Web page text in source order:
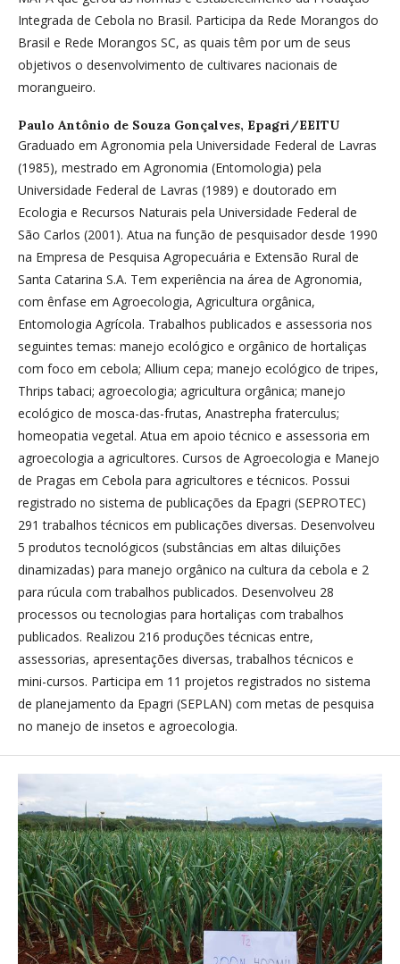
Integrada de Cebola no Brasil. Participa da Rede Morangos do
Brasil e Rede Morangos SC, as quais têm por um de seus
objetivos o desenvolvimento de cultivares nacionais de
morangueiro.
Paulo Antônio de Souza Gonçalves, Epagri/EEITU
Graduado em Agronomia pela Universidade Federal de Lavras
(1985), mestrado em Agronomia (Entomologia) pela
Universidade Federal de Lavras (1989) e doutorado em
Ecologia e Recursos Naturais pela Universidade Federal de
São Carlos (2001). Atua na função de pesquisador desde 1990
na Empresa de Pesquisa Agropecuária e Extensão Rural de
Santa Catarina S.A. Tem experiência na área de Agronomia,
com ênfase em Agroecologia, Agricultura orgânica,
Entomologia Agrícola. Trabalhos publicados e assessoria nos
seguintes temas: manejo ecológico e orgânico de hortaliças
com foco em cebola; Allium cepa; manejo ecológico de tripes,
Thrips tabaci; agroecologia; agricultura orgânica; manejo
ecológico de mosca-das-frutas, Anastrepha fraterculus;
homeopatia vegetal. Atua em apoio técnico e assessoria em
agroecologia a agricultores. Cursos de Agroecologia e Manejo
de Pragas em Cebola para agricultores e técnicos. Possui
registrado no sistema de publicações da Epagri (SEPROTEC)
291 trabalhos técnicos em publicações diversas. Desenvolveu
5 produtos tecnológicos (substâncias em altas diluições
dinamizadas) para manejo orgânico na cultura da cebola e 2
para rúcula com trabalhos publicados. Desenvolveu 28
processos ou tecnologias para hortaliças com trabalhos
publicados. Realizou 216 produções técnicas entre,
assessorias, apresentações diversas, trabalhos técnicos e
mini-cursos. Participa em 11 projetos registrados no sistema
de planejamento da Epagri (SEPLAN) com metas de pesquisa
no manejo de insetos e agroecologia.